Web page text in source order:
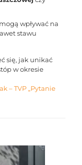
wpływać na
stawu
się, jak unikać
w okresie
– TVP „Pytanie